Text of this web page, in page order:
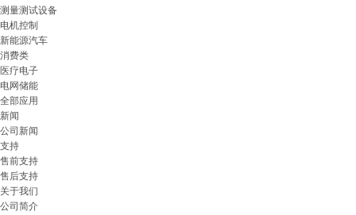
测量测试设备
电机控制
新能源汽车
消费类
医疗电子
电网储能
全部应用
新闻
公司新闻
支持
售前支持
售后支持
关于我们
公司简介